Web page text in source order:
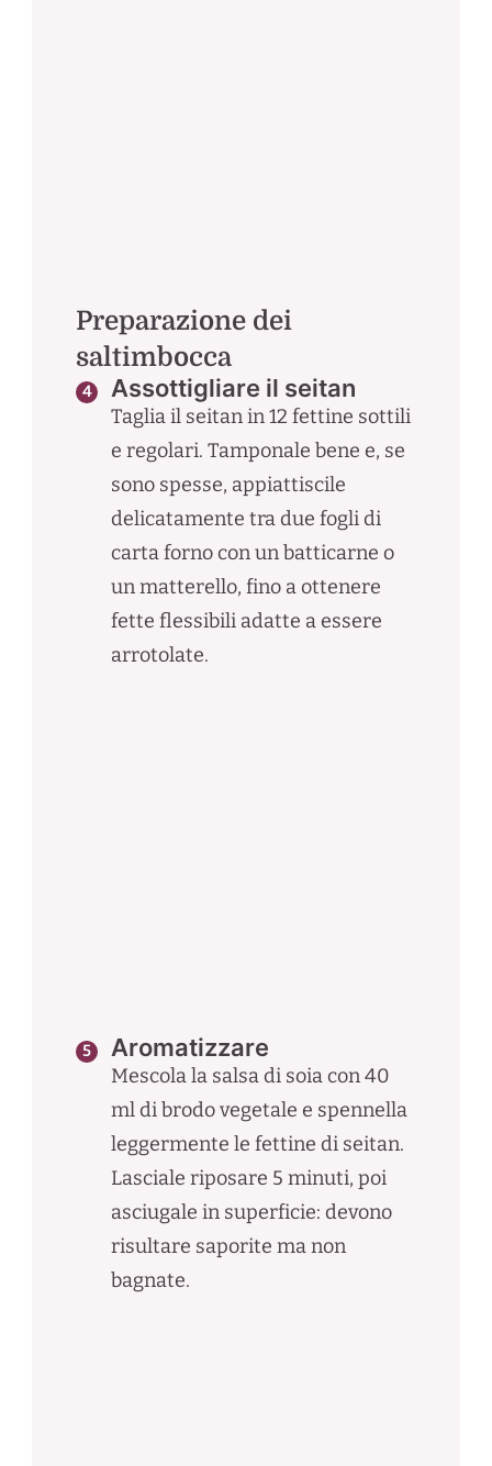
Preparazione dei
saltimbocca
Assottigliare il seitan
Taglia il seitan in 12 fettine sottili
e regolari. Tamponale bene e, se
sono spesse, appiattiscile
delicatamente tra due fogli di
carta forno con un batticarne o
un matterello, fino a ottenere
fette flessibili adatte a essere
arrotolate.
Aromatizzare
Mescola la salsa di soia con 40
ml di brodo vegetale e spennella
leggermente le fettine di seitan.
Lasciale riposare 5 minuti, poi
asciugale in superficie: devono
risultare saporite ma non
bagnate.